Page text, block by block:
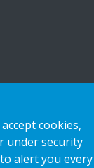
reserved.
cookies,
under security
alert you every